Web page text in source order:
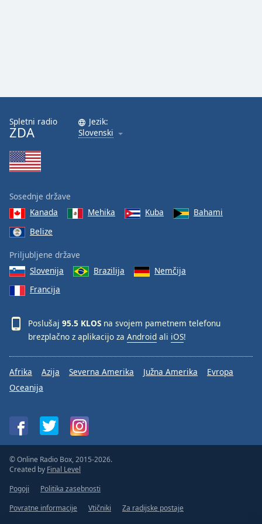
Spletni radio
ZDA
Jezik:
Slovenski
Sosednje države
Kanada
Mehika Kuba
Bahami
Belize
Priljubljene države
Slovenija
Brazilija
Nemčija
Francija
Poslušaj 95.5 KLOS na svojem pametnem telefonu
brezplačno z aplikacijo za Android ali iOS!
Afrika Azija Severna Amerika Južna Amerika
Evropa
Oceanija
© Online Radio Box, 2015-2026.
Created by Final Level
Pogoji
Politika zasebnosti
Povratne informacije
Vtičniki Za radijske postaje